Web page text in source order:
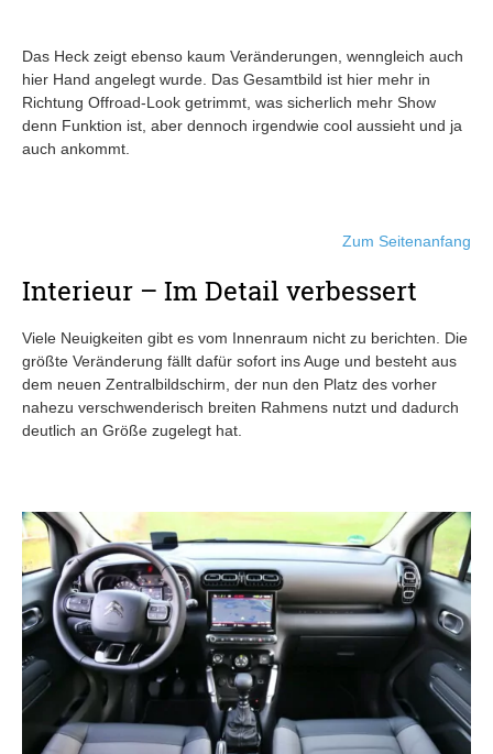
Das Heck zeigt ebenso kaum Veränderungen, wenngleich auch
hier Hand angelegt wurde. Das Gesamtbild ist hier mehr in
Richtung Offroad-Look getrimmt, was sicherlich mehr Show
denn Funktion ist, aber dennoch irgendwie cool aussieht und ja
auch ankommt.
Zum Seitenanfang
Interieur – Im Detail verbessert
Viele Neuigkeiten gibt es vom Innenraum nicht zu berichten. Die
größte Veränderung fällt dafür sofort ins Auge und besteht aus
dem neuen Zentralbildschirm, der nun den Platz des vorher
nahezu verschwenderisch breiten Rahmens nutzt und dadurch
deutlich an Größe zugelegt hat.